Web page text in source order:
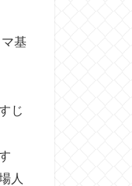
基
じ
人